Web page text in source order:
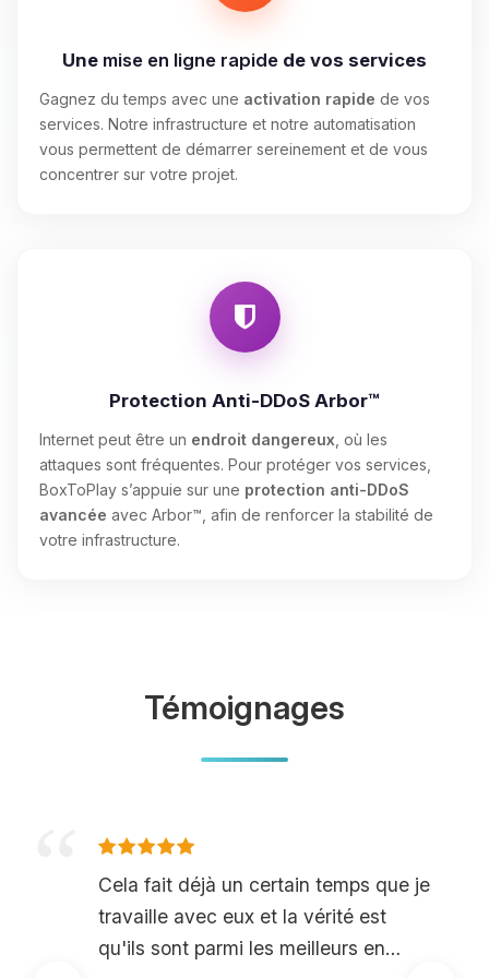
Une mise en ligne rapide de vos services
Gagnez du temps avec une activation rapide de vos
services. Notre infrastructure et notre automatisation
vous permettent de démarrer sereinement et de vous
concentrer sur votre projet.
Protection Anti-DDoS Arbor™
Internet peut être un endroit dangereux , où les
attaques sont fréquentes. Pour protéger vos services,
BoxToPlay s’appuie sur une protection anti-DDoS
avancée avec Arbor™, afin de renforcer la stabilité de
votre infrastructure.
Témoignages
Cela fait déjà un certain temps que je
travaille avec eux et la vérité est
qu'ils sont parmi les meilleurs en